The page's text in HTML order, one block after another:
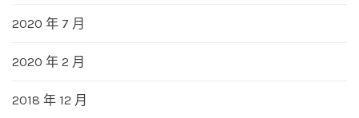
2020 年 7 月
2020 年 2 月
2018 年 12 月